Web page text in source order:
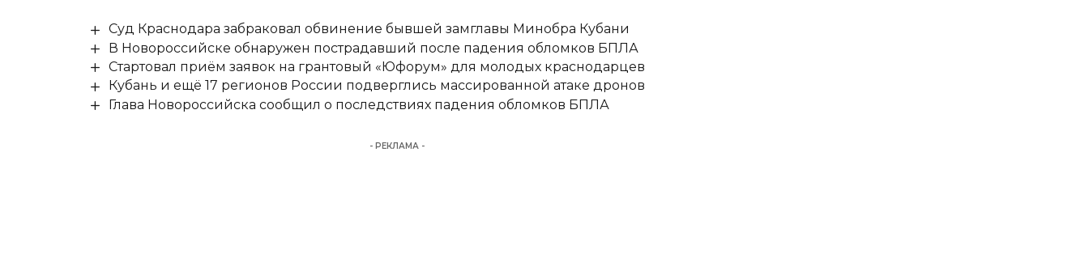
Суд Краснодара забраковал обвинение бывшей замглавы Минобра Кубани
В Новороссийске обнаружен пострадавший после падения обломков БПЛА
Стартовал приём заявок на грантовый «Юфорум» для молодых краснодарцев
Кубань и ещё 17 регионов России подверглись массированной атаке дронов
Глава Новороссийска сообщил о последствиях падения обломков БПЛА
- РЕКЛАМА -